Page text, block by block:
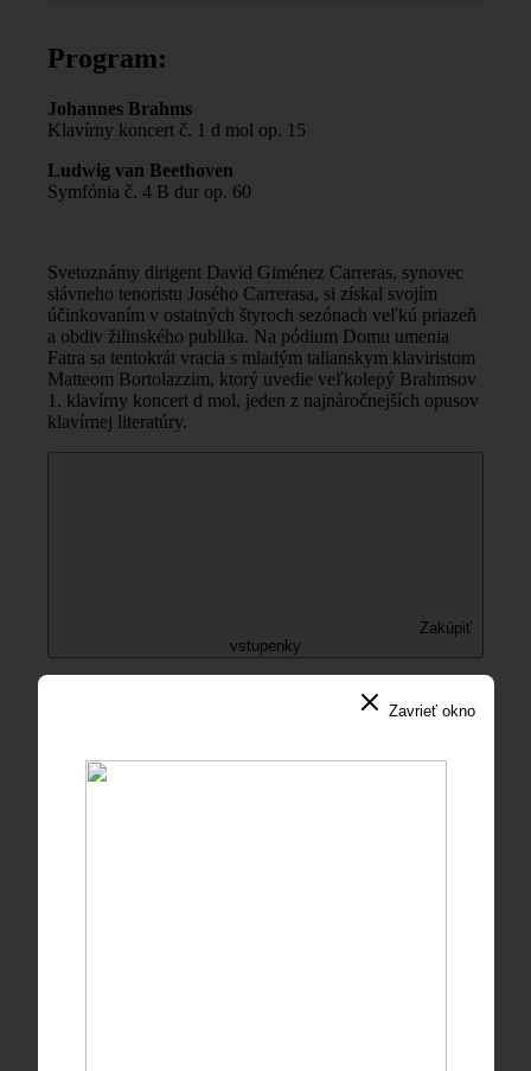
Zavrieť okno
Program:
Johannes Brahms
Klavírny koncert č. 1 d mol op. 15
Ludwig van Beethoven
Symfónia č. 4 B dur op. 60
Svetoznámy dirigent David Giménez Carreras, synovec
slávneho tenoristu Josého Carrerasa, si získal svojím
účinkovaním v ostatných štyroch sezónach veľkú priazeň
a obdiv žilinského publika. Na pódium Domu umenia
Fatra sa tentokrát vracia s mladým talianskym klaviristom
Matteom Bortolazzim, ktorý uvedie veľkolepý Brahmsov
1. klavírny koncert d mol, jeden z najnáročnejších opusov
klavírnej literatúry.
vstupenky